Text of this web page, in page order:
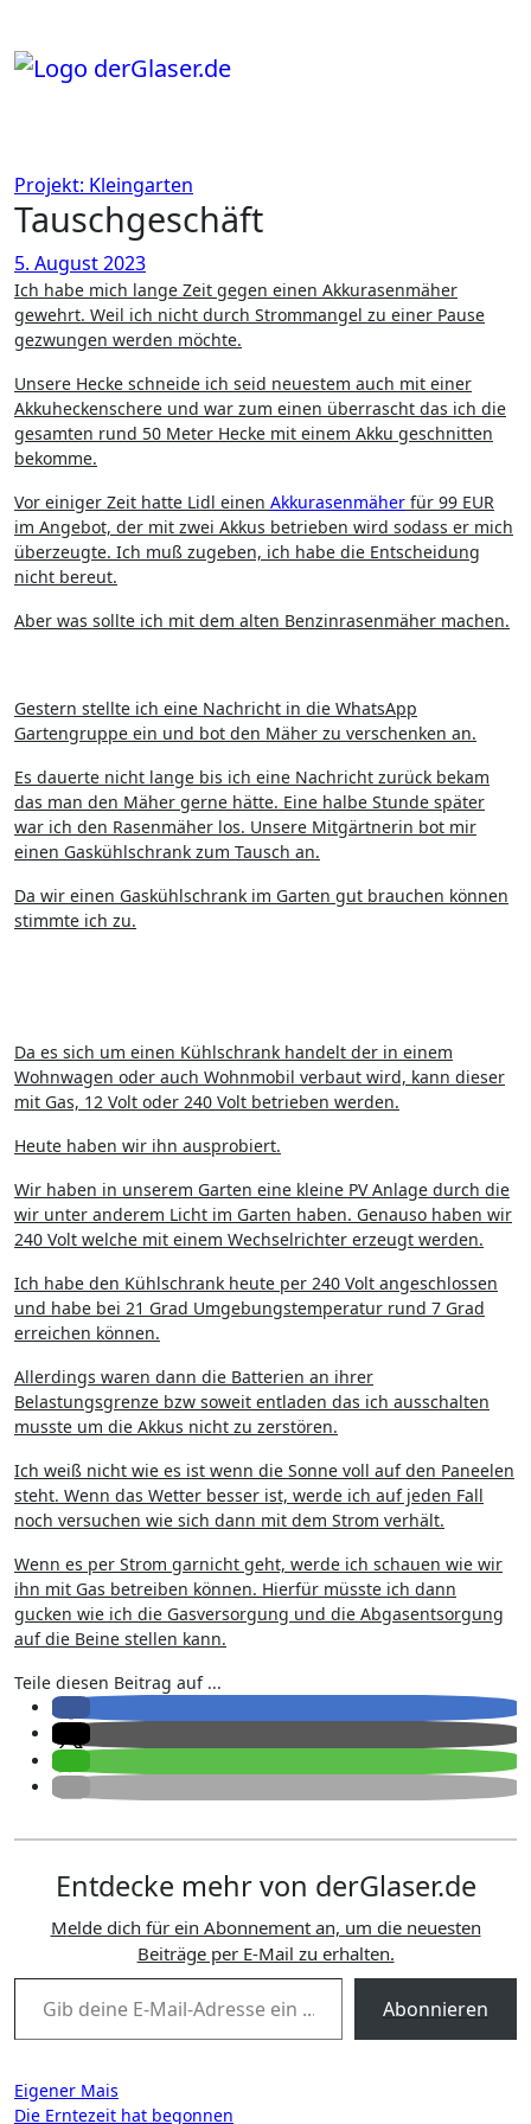
springen
Projekt: Kleingarten
Tauschgeschäft
5. August 2023
Ich habe mich lange Zeit gegen einen Akkurasenmäher
gewehrt. Weil ich nicht durch Strommangel zu einer Pause
gezwungen werden möchte.
Unsere Hecke schneide ich seid neuestem auch mit einer
Akkuheckenschere und war zum einen überrascht das ich die
gesamten rund 50 Meter Hecke mit einem Akku geschnitten
bekomme.
Vor einiger Zeit hatte Lidl einen Akkurasenmäher für 99 EUR
im Angebot, der mit zwei Akkus betrieben wird sodass er mich
überzeugte. Ich muß zugeben, ich habe die Entscheidung
nicht bereut.
Aber was sollte ich mit dem alten Benzinrasenmäher machen.
Gestern stellte ich eine Nachricht in die WhatsApp
Gartengruppe ein und bot den Mäher zu verschenken an.
Es dauerte nicht lange bis ich eine Nachricht zurück bekam
das man den Mäher gerne hätte. Eine halbe Stunde später
war ich den Rasenmäher los. Unsere Mitgärtnerin bot mir
einen Gaskühlschrank zum Tausch an.
Da wir einen Gaskühlschrank im Garten gut brauchen können
stimmte ich zu.
Da es sich um einen Kühlschrank handelt der in einem
Wohnwagen oder auch Wohnmobil verbaut wird, kann dieser
mit Gas, 12 Volt oder 240 Volt betrieben werden.
Heute haben wir ihn ausprobiert.
Wir haben in unserem Garten eine kleine PV Anlage durch die
wir unter anderem Licht im Garten haben. Genauso haben wir
240 Volt welche mit einem Wechselrichter erzeugt werden.
Ich habe den Kühlschrank heute per 240 Volt angeschlossen
und habe bei 21 Grad Umgebungstemperatur rund 7 Grad
erreichen können.
Allerdings waren dann die Batterien an ihrer
Belastungsgrenze bzw soweit entladen das ich ausschalten
musste um die Akkus nicht zu zerstören.
Ich weiß nicht wie es ist wenn die Sonne voll auf den Paneelen
steht. Wenn das Wetter besser ist, werde ich auf jeden Fall
noch versuchen wie sich dann mit dem Strom verhält.
Wenn es per Strom garnicht geht, werde ich schauen wie wir
ihn mit Gas betreiben können. Hierfür müsste ich dann
gucken wie ich die Gasversorgung und die Abgasentsorgung
auf die Beine stellen kann.
Teile diesen Beitrag auf ...
Entdecke mehr von derGlaser.de
Melde dich für ein Abonnement an, um die neuesten
Beiträge per E-Mail zu erhalten.
Gib deine E-Mail-Adresse ein ...
Abonnieren
Beitragsnavigation
Eigener Mais
Die Erntezeit hat begonnen